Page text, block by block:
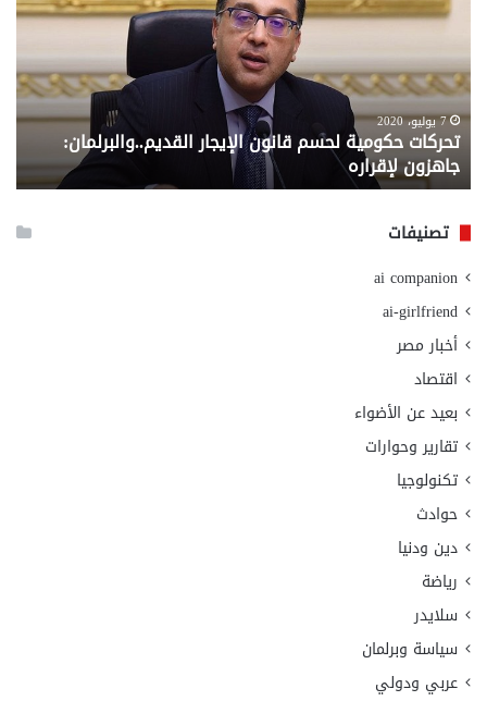
لحسم
قانون
القديم..والبرلمان:
جاهزون
لإقراره
7 يوليو، 2020
تحركات حكومية لحسم قانون الإيجار القديم..والبرلمان:
جاهزون لإقراره
..
من
تصنيفات
ai companion
ai-girlfriend
أخبار مصر
اقتصاد
بعيد عن الأضواء
تقارير وحوارات
تكنولوجيا
حوادث
دين ودنيا
رياضة
سلايدر
سياسة وبرلمان
عربي ودولي